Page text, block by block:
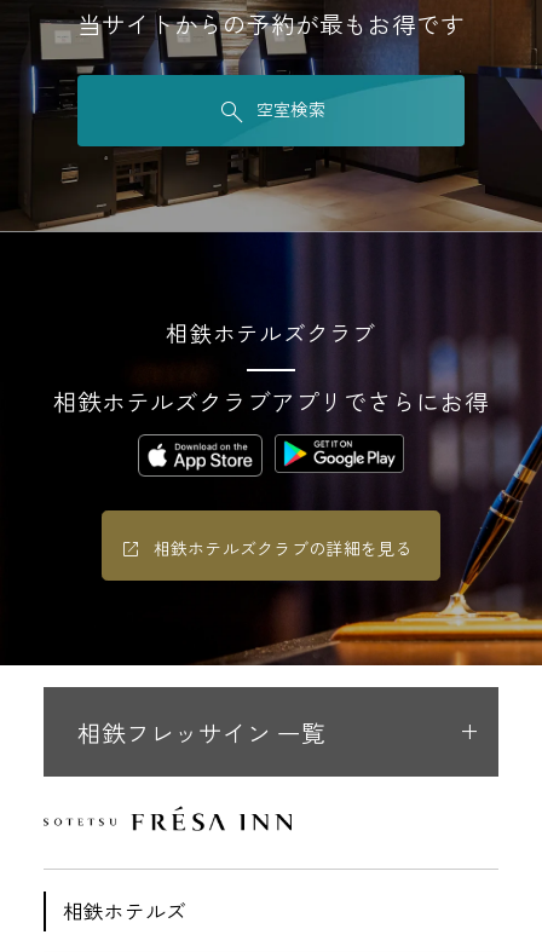
当サイトからの予約が最もお得です
空室検索
相鉄ホテルズクラブ
相鉄ホテルズクラブアプリでさらにお得
相鉄ホテルズクラブの詳細を見る
相鉄フレッサイン 一覧
相鉄ホテルズ